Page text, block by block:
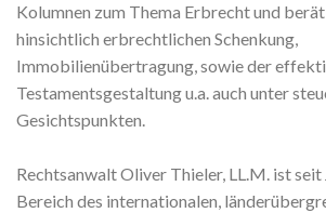
Kolumnen zum Thema Erbrecht und
hinsichtlich erbrechtlichen Schenkung,
Immobilienübertragung, sowie der
Testamentsgestaltung u.a. auch unter
Gesichtspunkten.
Rechtsanwalt Oliver Thieler, LL.M. ist seit
Bereich des internationalen,